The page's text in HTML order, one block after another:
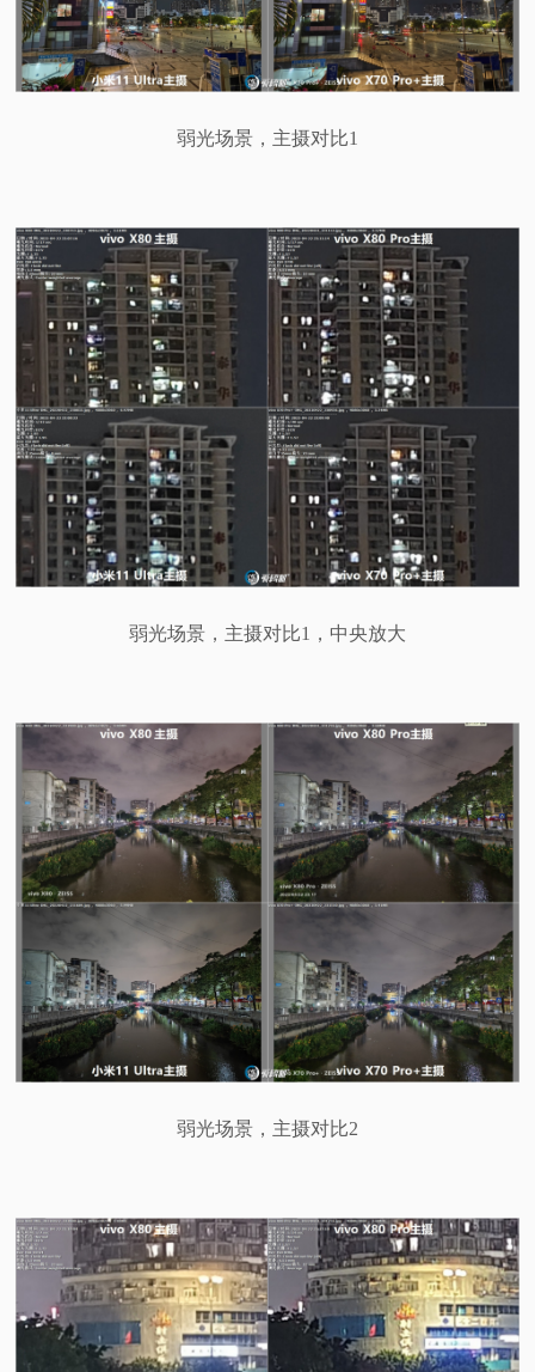
弱光场景，主摄对比1
弱光场景，主摄对比1，中央放大
弱光场景，主摄对比2